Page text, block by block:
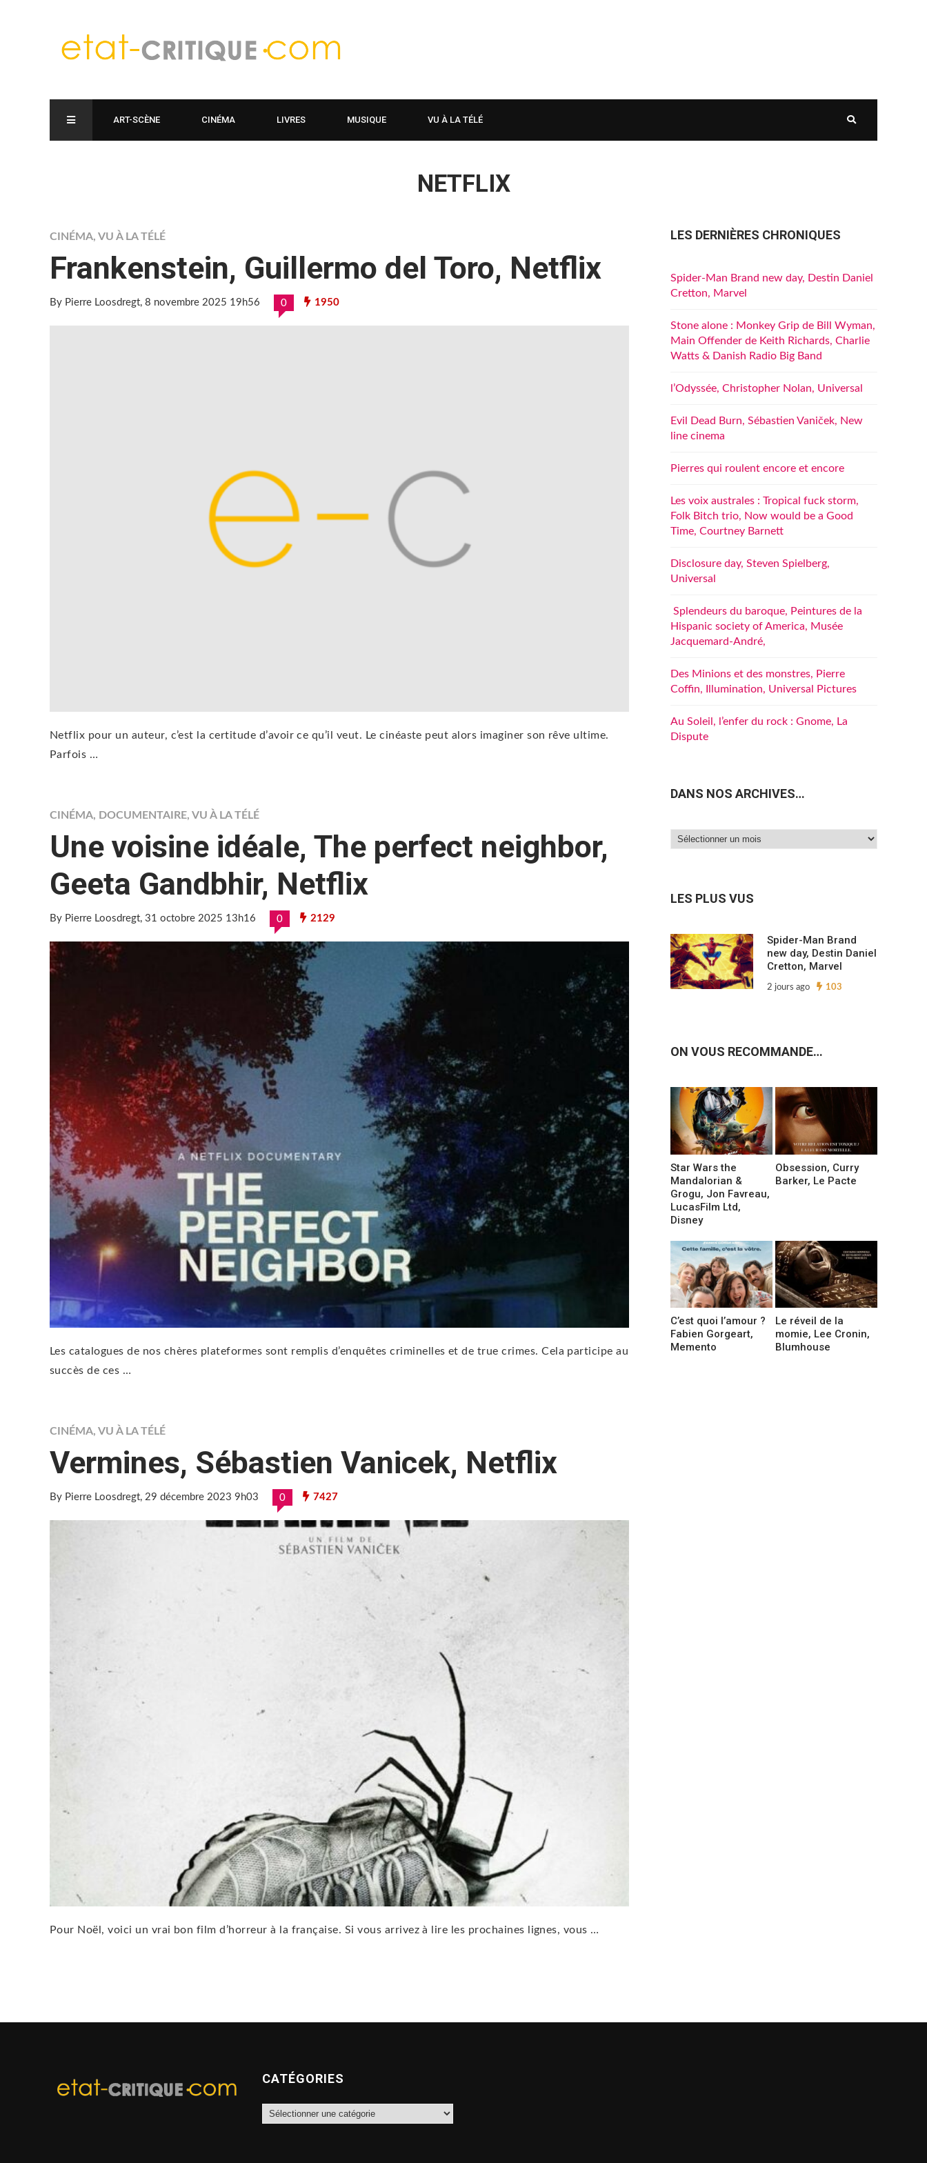
ART-SCÈNE CINÉMA LIVRES MUSIQUE VU À LA TÉLÉ
NETFLIX
CINÉMA, VU À LA TÉLÉ
Frankenstein, Guillermo del Toro, Netflix
By Pierre Loosdregt, 8 novembre 2025 19h56 0 1950
Netflix pour un auteur, c’est la certitude d’avoir ce qu’il veut. Le cinéaste peut alors imaginer son rêve ultime.
Parfois …
CINÉMA, DOCUMENTAIRE, VU À LA TÉLÉ
Une voisine idéale, The perfect neighbor,
Geeta Gandbhir, Netflix
By Pierre Loosdregt, 31 octobre 2025 13h16 0 2129
Les catalogues de nos chères plateformes sont remplis d’enquêtes criminelles et de true crimes. Cela participe au
succès de ces …
CINÉMA, VU À LA TÉLÉ
Vermines, Sébastien Vanicek, Netflix
By Pierre Loosdregt, 29 décembre 2023 9h03 0 7427
Pour Noël, voici un vrai bon film d’horreur à la française. Si vous arrivez à lire les prochaines lignes, vous …
LES DERNIÈRES CHRONIQUES
Spider-Man Brand new day, Destin Daniel
Cretton, Marvel
Stone alone : Monkey Grip de Bill Wyman,
Main Offender de Keith Richards, Charlie
Watts & Danish Radio Big Band
l’Odyssée, Christopher Nolan, Universal
Evil Dead Burn, Sébastien Vaniček, New
line cinema
Pierres qui roulent encore et encore
Les voix australes : Tropical fuck storm,
Folk Bitch trio, Now would be a Good
Time, Courtney Barnett
Disclosure day, Steven Spielberg,
Universal
Splendeurs du baroque, Peintures de la
Hispanic society of America, Musée
Jacquemard-André,
Des Minions et des monstres, Pierre
Coffin, Illumination, Universal Pictures
Au Soleil, l’enfer du rock : Gnome, La
Dispute
DANS NOS ARCHIVES…
Dans
LES PLUS VUS
Spider-Man Brand
new day, Destin Daniel
Cretton, Marvel
2 jours ago 103
ON VOUS RECOMMANDE…
Star Wars the
Mandalorian &
Grogu, Jon Favreau,
LucasFilm Ltd,
Disney
Obsession, Curry
Barker, Le Pacte
C’est quoi l’amour ?
Fabien Gorgeart,
Memento
Le réveil de la
momie, Lee Cronin,
Blumhouse
CATÉGORIES
Catégories